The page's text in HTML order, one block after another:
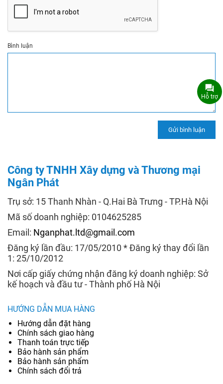
Bình luận
Công ty TNHH Xây dựng và Thương mại
Ngân Phát
Trụ sở: 15 Thanh Nhàn - Q.Hai Bà Trưng - TP.Hà Nội
Mã số doanh nghiệp: 0104625285
Email: Nganphat.ltd@gmail.com
Đăng ký lần đầu: 17/05/2010 * Đăng ký thay đổi lần
1: 25/10/2012
Nơi cấp giấy chứng nhận đăng ký doanh nghiệp: Sở
kế hoạch và đầu tư - Thành phố Hà Nội
HƯỚNG DẪN MUA HÀNG
Hướng dẫn đặt hàng
Chính sách giao hàng
Thanh toán trực tiếp
Bảo hành sản phẩm
Bảo hành sản phẩm
Chính sách đổi trả
Hỗ trợ